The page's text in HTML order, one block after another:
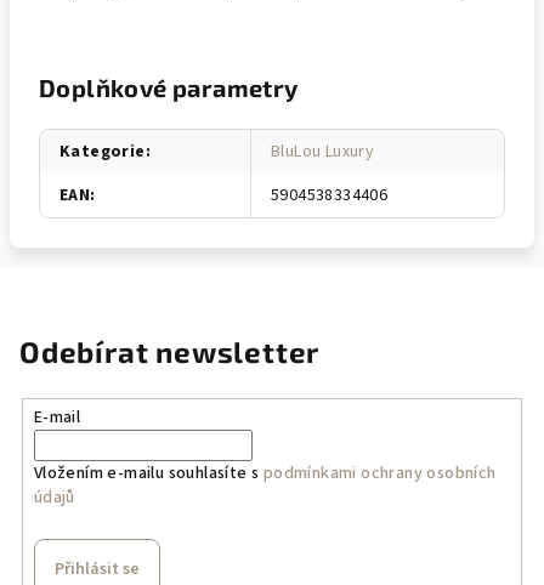
Doplňkové parametry
Kategorie:
BluLou Luxury
EAN: 5904538334406
Odebírat newsletter
E-mail
Vložením e-mailu souhlasíte s podmínkami ochrany osobních
údajů
Přihlásit se